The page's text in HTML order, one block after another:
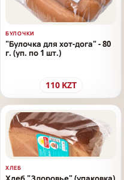
БУЛОЧКИ
"Булочка для хот-дога" - 80
г. (уп. по 1 шт.)
110 KZT
ХЛЕБ